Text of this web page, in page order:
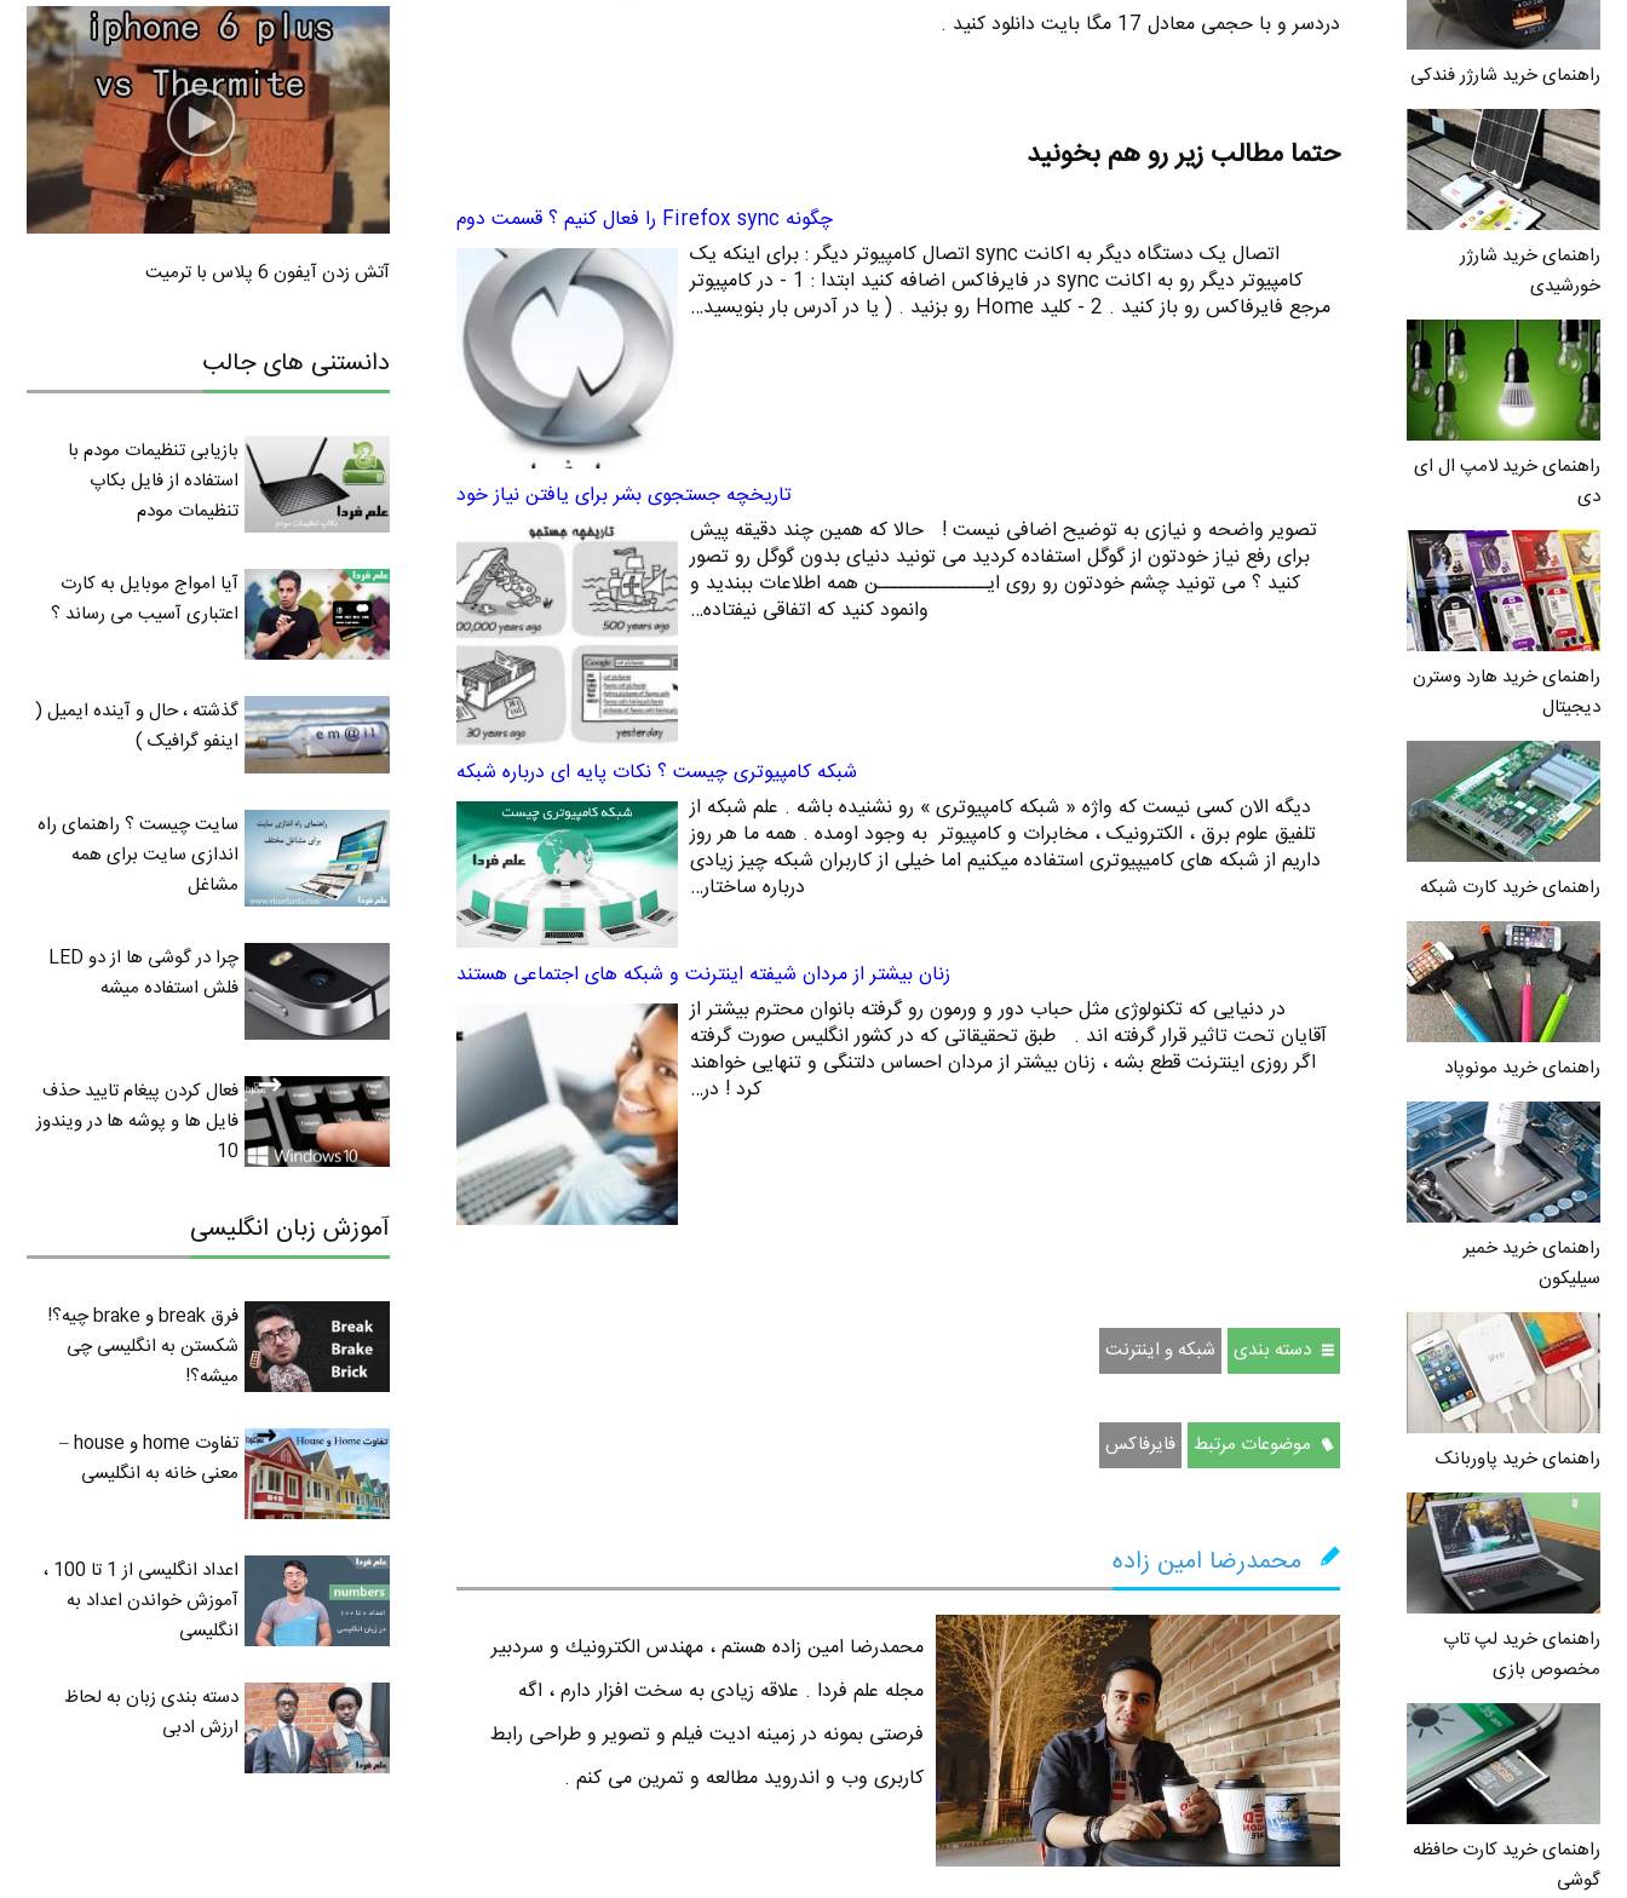
راهنمای خرید شارژر فندکی
راهنمای خرید شارژر
خورشیدی
راهنمای خرید لامپ ال ای
دی
راهنمای خرید هارد وسترن
دیجیتال
راهنمای خرید کارت شبکه
راهنمای خرید مونوپاد
راهنمای خرید خمیر
سیلیکون
راهنمای خرید پاوربانک
راهنمای خرید لپ تاپ
مخصوص بازی
راهنمای خرید کارت حافظه
گوشی
دردسر و با حجمی معادل 17 مگا بایت دانلود کنید .
حتما مطالب زیر رو هم بخونید
چگونه Firefox sync را فعال کنیم ؟ قسمت دوم
اتصال یک دستگاه دیگر به اکانت sync اتصال کامپیوتر دیگر : برای اینکه یک
کامپیوتر دیگر رو به اکانت sync در فایرفاکس اضافه کنید ابتدا : 1 - در کامپیوتر
مرجع فایرفاکس رو باز کنید . 2 - کلید Home‌ رو بزنید . ( یا در آدرس بار بنویسید…
تاریخچه جستجوی بشر برای یافتن نیاز خود
تصویر واضحه و نیازی به توضیح اضافی نیست ! حالا که همین چند دقیقه پیش
برای رفع نیاز خودتون از گوگل استفاده کردید می تونید دنیای بدون گوگل رو تصور
کنید ؟ می تونید چشم خودتون رو روی ایـــــــــــــــن همه اطلاعات ببندید و
وانمود کنید که اتفاقی نیفتاده…
شبکه کامپیوتری چیست ؟ نکات پایه ای درباره شبکه
دیگه الان کسی نیست که واژه « شبکه کامپیوتری » رو نشنیده باشه . علم شبکه از
تلفیق علوم برق ، الکترونیک ، مخابرات و کامپیوتر به وجود اومده . همه ما هر روز
داریم از شبکه های کامیپیوتری استفاده میکنیم اما خیلی از کاربران شبکه چیز زیادی
درباره ساختار…
زنان بیشتر از مردان شیفته اینترنت و شبکه های اجتماعی هستند
در دنیایی که تکنولوژی مثل حباب دور و ورمون رو گرفته بانوان محترم بیشتر از
آقایان تحت تاثیر قرار گرفته اند . طبق تحقیقاتی که در کشور انگلیس صورت گرفته
اگر روزی اینترنت قطع بشه ، زنان بیشتر از مردان احساس دلتنگی و تنهایی خواهند
کرد ! در…
دسته بندی شبکه و اینترنت
موضوعات مرتبط فایرفاکس
محمدرضا امین زاده
محمدرضا امين زاده هستم ، مهندس الكترونيك و سردبير
مجله علم فردا . علاقه زیادی به سخت افزار دارم ، اگه
فرصتی بمونه در زمینه ادیت فیلم و تصویر و طراحی رابط
کاربری وب و اندروید مطالعه و تمرین می کنم .
آتش زدن آیفون 6 پلاس با ترمیت
دانستنی های جالب
بازیابی تنظیمات مودم با
استفاده از فایل بکاپ
تنظیمات مودم
آیا امواج موبایل به کارت
اعتباری آسیب می رساند ؟
گذشته ، حال و آینده ایمیل (
اینفو گرافیک )
سایت چیست ؟ راهنمای راه
اندازی سایت برای همه
مشاغل
چرا در گوشی ها از دو LED
فلش استفاده میشه
فعال کردن پیغام تایید حذف
فایل ها و پوشه ها در ویندوز
10
آموزش زبان انگلیسی
فرق break و brake چیه؟!
شکستن به انگلیسی چی
میشه؟!
تفاوت home و house –
معنی خانه به انگلیسی
اعداد انگلیسی از 1 تا 100 ،
آموزش خواندن اعداد به
انگلیسی
دسته بندی زبان به لحاظ
ارزش ادبی